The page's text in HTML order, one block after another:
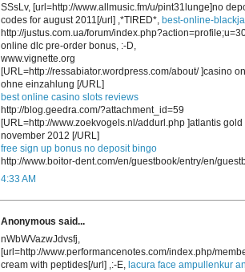
SSsLv, [url=http://www.allmusic.fm/u/pint31lunge]no
codes for august 2011[/url] ,*TIRED*, best-online-
http://justus.com.ua/forum/
online dlc pre-order bonus, :-D,
www.vignette.org
[URL=http://ressabiator.wordpress.com/about/ ]casino
ohne einzahlung [/URL]
best online casino slots reviews
http://blog.geedra.com/?attachment_id=59
[URL=http://www.zoekvogels.nl/addurl.php ]atlantis
november 2012 [/URL]
free sign up bonus no deposit bingo
http://www.boitor-dent.com/en/guestbook/entry/en/
4:33 AM
Anonymous said...
nWbWVazwJdvsfj,
[url=http://www.performancenotes.com/index.php/
cream with peptides[/url] ,:-E, lacura face ampullenkur